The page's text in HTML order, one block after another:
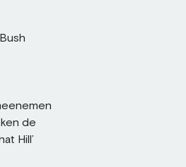
de
Hill’